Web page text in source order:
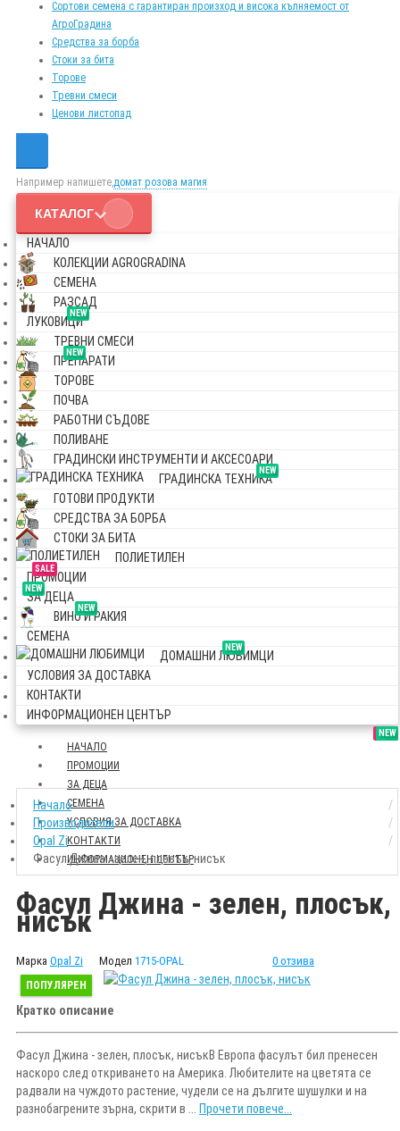
Сортови семена с гарантиран произход и висока кълняемост от
АгроГрадина
Средства за борба
Стоки за бита
Торове
Тревни смеси
Ценови листопад
Например напишете,домат розова магия
КАТАЛОГ
НАЧАЛО
КОЛЕКЦИИ AGROGRADINA
СЕМЕНА
РАЗСАД
NEW
ЛУКОВИЦИ
ТРЕВНИ СМЕСИ
NEW
ПРЕПАРАТИ
ТОРОВЕ
ПОЧВА
РАБОТНИ СЪДОВЕ
ПОЛИВАНЕ
ГРАДИНСКИ ИНСТРУМЕНТИ И АКСЕСОАРИ
NEW
ГРАДИНСКА ТЕХНИКА
ГОТОВИ ПРОДУКТИ
СРЕДСТВА ЗА БОРБА
СТОКИ ЗА БИТА
ПОЛИЕТИЛЕН
SALE
ПРОМОЦИИ
NEW
ЗА ДЕЦА
NEW
ВИНО И РАКИЯ
СЕМЕНА
NEW
ДОМАШНИ ЛЮБИМЦИ
УСЛОВИЯ ЗА ДОСТАВКА
КОНТАКТИ
ИНФОРМАЦИОНЕН ЦЕНТЪР
НАЧАЛО
SALE
ПРОМОЦИИ
NEW
ЗА ДЕЦА
СЕМЕНА
УСЛОВИЯ ЗА ДОСТАВКА
КОНТАКТИ
ИНФОРМАЦИОНЕН ЦЕНТЪР
Начало
Производители
Opal Zi
Фасул Джина - зелен, плосък, нисък
Фасул Джина - зелен, плосък,
нисък
Марка Opal Zi Модел 1715-OPAL 0 отзива
ПОПУЛЯРЕН
Кратко описание
Фасул Джина - зелен, плосък, нисъкВ Европа фасулът бил пренесен
наскоро след откриването на Америка. Любителите на цветята се
радвали на чуждото растение, чудели се на дългите шушулки и на
разнобагрените зърна, скрити в ... Прочети повече...